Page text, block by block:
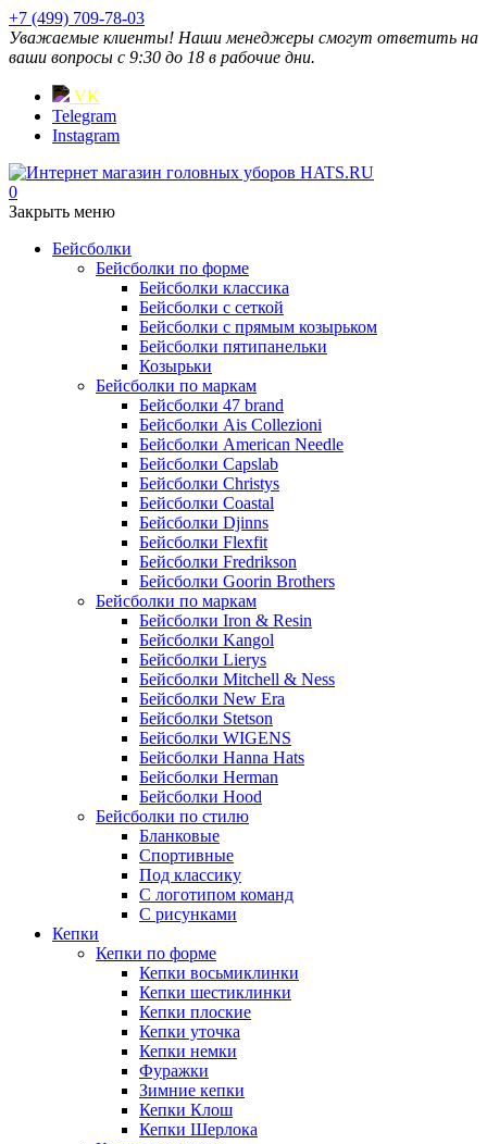
+7 (499) 709-78-03
Уважаемые клиенты! Наши менеджеры смогут ответить на
ваши вопросы с 9:30 до 18 в рабочие дни.
VK
Telegram
Instagram
0
Закрыть меню
Бейсболки
Бейсболки по форме
Бейсболки классика
Бейсболки с сеткой
Бейсболки с прямым козырьком
Бейсболки пятипанельки
Козырьки
Бейсболки по маркам
Бейсболки 47 brand
Бейсболки Ais Collezioni
Бейсболки American Needle
Бейсболки Capslab
Бейсболки Christys
Бейсболки Coastal
Бейсболки Djinns
Бейсболки Flexfit
Бейсболки Fredrikson
Бейсболки Goorin Brothers
Бейсболки по маркам
Бейсболки Iron & Resin
Бейсболки Kangol
Бейсболки Lierys
Бейсболки Mitchell & Ness
Бейсболки New Era
Бейсболки Stetson
Бейсболки WIGENS
Бейсболки Hanna Hats
Бейсболки Herman
Бейсболки Hood
Бейсболки по стилю
Бланковые
Спортивные
Под классику
С логотипом команд
С рисунками
Кепки
Кепки по форме
Кепки восьмиклинки
Кепки шестиклинки
Кепки плоские
Кепки уточка
Кепки немки
Фуражки
Зимние кепки
Кепки Клош
Кепки Шерлока